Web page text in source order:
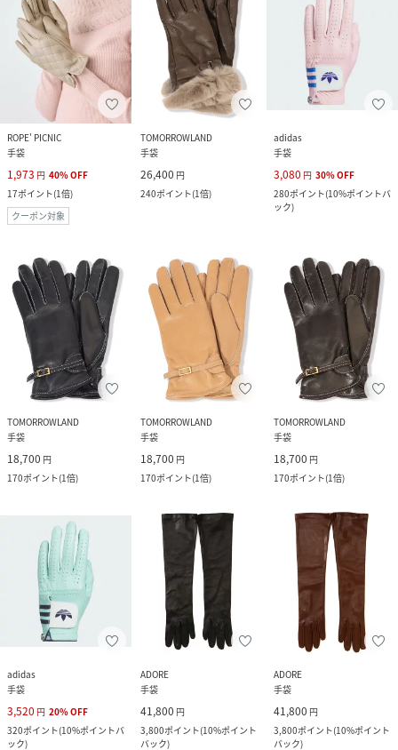
ROPE' PICNIC
手袋
1,973 円 40%OFF
17ポイント(1倍)
クーポン対象
TOMORROWLAND
手袋
26,400 円
240ポイント(1倍)
adidas
手袋
3,080 円 30%OFF
280ポイント(10%ポイントバ
ック)
TOMORROWLAND
手袋
18,700 円
170ポイント(1倍)
TOMORROWLAND
手袋
18,700 円
170ポイント(1倍)
TOMORROWLAND
手袋
18,700 円
170ポイント(1倍)
adidas
手袋
3,520 円 20%OFF
320ポイント(10%ポイントバ
ック)
ADORE
手袋
41,800 円
3,800ポイント(10%ポイント
バック)
ADORE
手袋
41,800 円
3,800ポイント(10%ポイント
バック)